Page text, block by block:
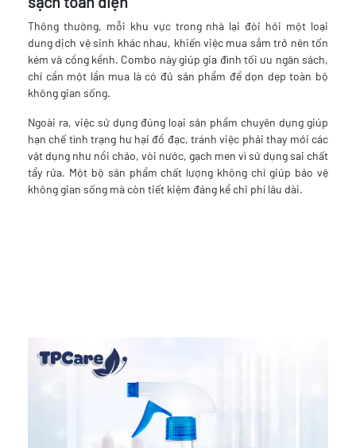
Thông thường, mỗi khu vực trong nhà lại đòi hỏi một loại
dung dịch vệ sinh khác nhau, khiến việc mua sắm trở nên tốn
kém và cồng kềnh. Combo này giúp gia đình tối ưu ngân sách,
chỉ cần một lần mua là có đủ sản phẩm để dọn dẹp toàn bộ
không gian sống.
Ngoài ra, việc sử dụng đúng loại sản phẩm chuyên dụng giúp
hạn chế tình trạng hư hại đồ đạc, tránh việc phải thay mới các
vật dụng như nồi chảo, vòi nước, gạch men vì sử dụng sai chất
tẩy rửa. Một bộ sản phẩm chất lượng không chỉ giúp bảo vệ
không gian sống mà còn tiết kiệm đáng kể chi phí lâu dài.